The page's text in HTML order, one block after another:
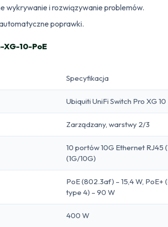
wykrywanie i rozwiązywanie problemów.
poprawki.
10-PoE
Specyfikacja
Ubiquiti UniFi Switch Pro XG
Zarządzany, warstwy 2/3
10 portów 10G Ethernet RJ45
(1G/10G)
PoE (802.3af) – 15,4 W,
type 4) – 90 W
400 W